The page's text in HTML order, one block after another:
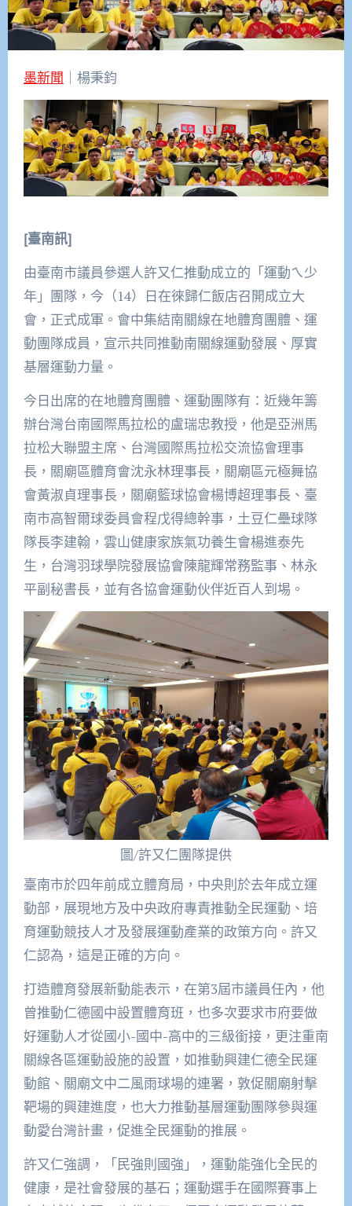
墨新聞 ｜楊秉鈞
[臺南訊]
由臺南市議員參選人許又仁推動成立的「運動ㄟ少
年」團隊，今（14）日在徠歸仁飯店召開成立大
會，正式成軍。會中集結南關線在地體育團體、運
動團隊成員，宣示共同推動南關線運動發展、厚實
基層運動力量。
今日出席的在地體育團體、運動團隊有：近幾年籌
辦台灣台南國際馬拉松的盧瑞忠教授，他是亞洲馬
拉松大聯盟主席、台灣國際馬拉松交流協會理事
長，關廟區體育會沈永林理事長，關廟區元極舞協
會黃淑貞理事長，關廟籃球協會楊博超理事長、臺
南市高智爾球委員會程戊得總幹事，土豆仁壘球隊
隊長李建翰，雲山健康家族氣功養生會楊進泰先
生，台灣羽球學院發展協會陳龍輝常務監事、林永
平副秘書長，並有各協會運動伙伴近百人到埸。
圖/許又仁團隊提供
臺南市於四年前成立體育局，中央則於去年成立運
動部，展現地方及中央政府專責推動全民運動、培
育運動競技人才及發展運動產業的政策方向。許又
仁認為，這是正確的方向。
打造體育發展新動能表示，在第3屆市議員任內，他
曾推動仁德國中設置體育班，也多次要求市府要做
好運動人才從國小-國中-高中的三級銜接，更注重南
關線各區運動設施的設置，如推動興建仁德全民運
動館、關廟文中二風雨球場的連署，敦促關廟射擊
靶場的興建進度，也大力推動基層運動團隊參與運
動愛台灣計畫，促進全民運動的推展。
許又仁強調，「民強則國強」，運動能強化全民的
健康，是社會發展的基石；運動選手在國際賽事上